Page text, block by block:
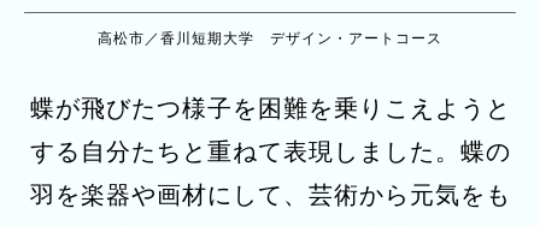
高松市／香川短期大学 デザイン・アートコース
蝶が飛びたつ様子を困難を乗りこえようと
する自分たちと重ねて表現しました。蝶の
羽を楽器や画材にして、芸術から元気をも